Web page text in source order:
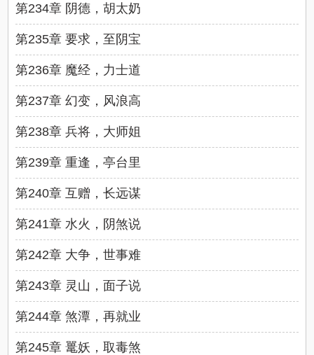
第234章 阴德，胡太奶
第235章 要求，至阴宝
第236章 魔经，力士道
第237章 幻变，风浪高
第238章 兵将，大师姐
第239章 重逢，亭台里
第240章 互赠，长远谋
第241章 水火，阴煞说
第242章 大争，世事难
第243章 灵山，面子说
第244章 煞潭，再就业
第245章 鼍妖，取毒煞